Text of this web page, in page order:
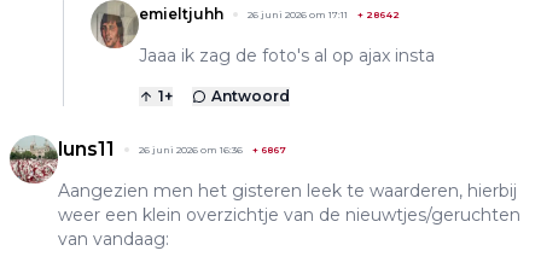
emieltjuhh 26 juni 2026 om 17:11 + 28642
Jaaa ik zag de foto's al op ajax insta
1+ Antwoord
luns11 26 juni 2026 om 16:36 + 6867
Aangezien men het gisteren leek te waarderen, hierbij
weer een klein overzichtje van de nieuwtjes/geruchten
van vandaag: